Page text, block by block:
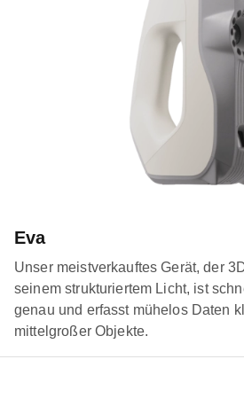
Eva
Unser meistverkauftes Gerät, der
seinem strukturiertem Licht, ist
genau und erfasst mühelos Daten
mittelgroßer Objekte.